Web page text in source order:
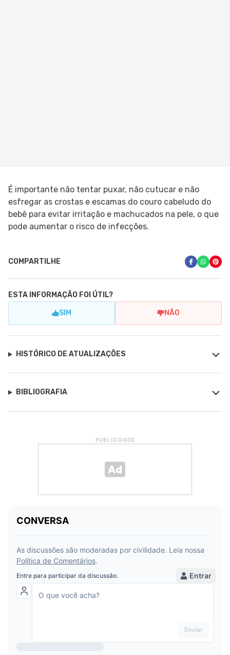
É importante não tentar puxar, não cutucar e não
esfregar as crostas e escamas do couro cabeludo do
bebê para evitar irritação e machucados na pele, o que
pode aumentar o risco de infecções.
COMPARTILHE
ESTA INFORMAÇÃO FOI ÚTIL?
SIM NÃO
HISTÓRICO DE ATUALIZAÇÕES
BIBLIOGRAFIA
PUBLICIDADE